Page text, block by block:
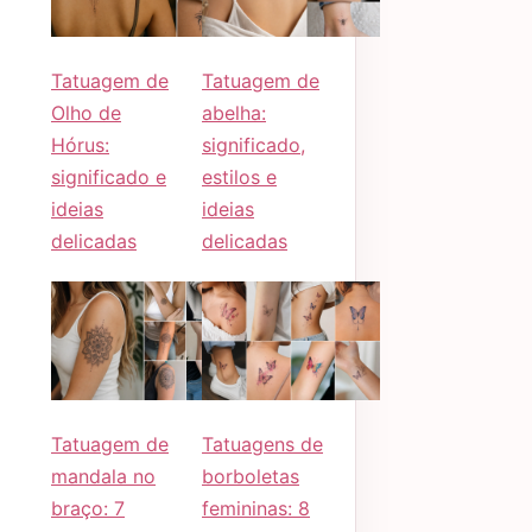
Tatuagem de
Olho de
Hórus:
significado e
ideias
delicadas
Tatuagem de
abelha:
significado,
estilos e
ideias
delicadas
Tatuagem de
mandala no
braço: 7
Tatuagens de
borboletas
femininas: 8